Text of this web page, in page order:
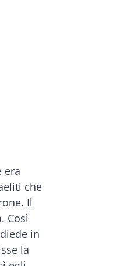
era
che
Il
Così
in
la